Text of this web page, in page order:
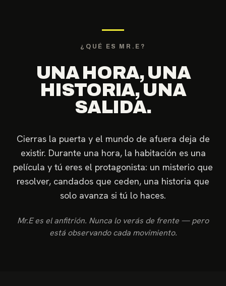
¿QUÉ ES MR.E?
UNA HORA, UNA
HISTORIA, UNA
SALIDA.
Cierras la puerta y el mundo de afuera deja de
existir. Durante una hora, la habitación es una
película y tú eres el protagonista: un misterio que
resolver, candados que ceden, una historia que
solo avanza si tú lo haces.
Mr.E es el anfitrión. Nunca lo verás de frente — pero
está observando cada movimiento.